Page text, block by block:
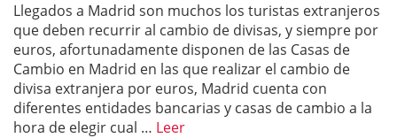
Llegados a Madrid son muchos los turistas extranjeros
que deben recurrir al cambio de divisas, y siempre por
euros, afortunadamente disponen de las Casas de
Cambio en Madrid en las que realizar el cambio de
divisa extranjera por euros, Madrid cuenta con
diferentes entidades bancarias y casas de cambio a la
hora de elegir cual … Leer